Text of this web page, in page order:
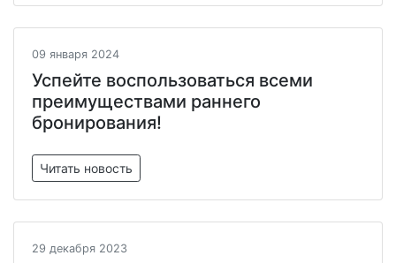
09 января 2024
Успейте воспользоваться всеми
преимуществами раннего
бронирования!
Читать новость
29 декабря 2023